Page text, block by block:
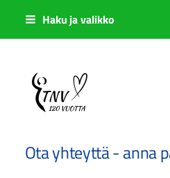
Siirry
sisältöön
Haku ja valikko
Sivuston etusivulle
Ota yhteyttä - anna